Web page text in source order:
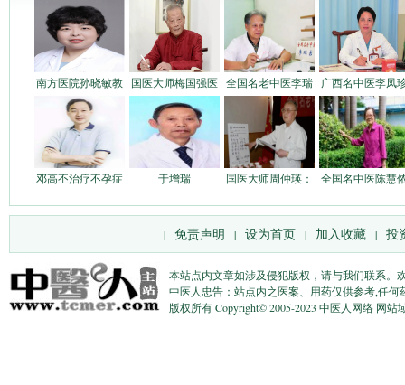
南方医院孙晓敏教 国医大师梅国强医 全国名老中医李瑞 广西名中医李凤
邓高丕治疗不孕症 于增瑞 国医大师周仲瑛： 全国名中医陈慧
| 免责声明 | 设为首页 | 加入收藏 | 投
本站点内文章如涉及侵犯版权，请与我们联系。
中医人忠告：站点内之医案、用药仅供参考,任
版权所有 Copyright© 2005-2023 中医人网络 网站